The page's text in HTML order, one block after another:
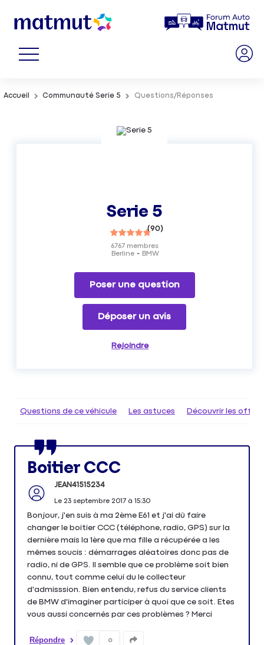
Accueil Communauté Serie 5 Questions/Réponses
Serie 5
(90)
Berline BMW
6767membres
Poser une question
Déposer un avis
Rejoindre
Questions de ce véhicule Les astuces Découvrir les
Boitier CCC
JEAN41515234
Le 23 septembre 2017à 15:30
Bonjour, j'en suis à ma 2ème E61 et j'ai dû faire
changer le boitier CCC (téléphone, radio, GPS) sur la
dernière mais la 1ère que ma fille a récupérée a les
mêmes soucis : démarrages aléatoires donc pas de
radio, ni de GPS. Il semble que ce problème soit bien
connu, tout comme celui du le collecteur
d'admisssion. Bien entendu, refus du service clients
de BMW d'imaginer participer à quoi que ce soit. Etes
vous aussi concernés par ces problèmes ? Merci
Répondre 0